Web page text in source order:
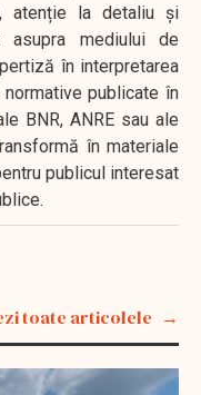
atenție la detaliu și
asupra mediului de
în interpretarea
publicate în
BNR, ANRE sau ale
în materiale
publicul interesat
toate articolele